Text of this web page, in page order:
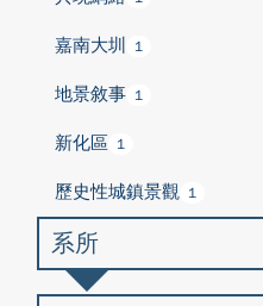
嘉南大圳 1
地景敘事 1
新化區 1
歷史性城鎮景觀 1
系所